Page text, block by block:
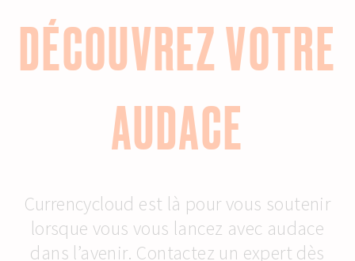
DÉCOUVREZ VOTRE
AUDACE
Currencycloud est là pour vous soutenir
lorsque vous vous lancez avec audace
dans l’avenir. Contactez un expert dès